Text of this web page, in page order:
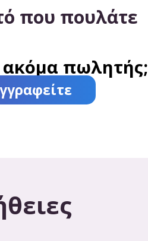
που πουλάτε
ακόμα πωλητής;